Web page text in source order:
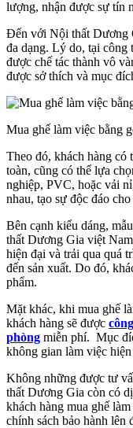
lượng, nhận được sự tín
Đến với Nội thất Dương
đa dạng. Lý do, tại công
được chế tác thành vô
được sở thích và mục
Mua ghế làm việc bằng
Theo đó, khách hàng có
toàn, cũng có thể lựa
nghiệp, PVC, hoặc vải
nhau, tạo sự độc đáo
Bên cạnh kiểu dáng,
thất Dương Gia việt
hiện đại và trải qua quá
đến sản xuất. Do đó,
phẩm.
Mặt khác, khi mua ghế
khách hàng sẽ được
phòng miễn phí. Mục
không gian làm việc
Không những được tư
thất Dương Gia còn có
khách hàng mua ghế
chính sách bảo hành lên